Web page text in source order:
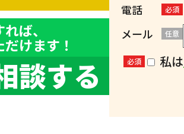
ば、
けます！
談する
電話 必須
メール 任意
必須 私は